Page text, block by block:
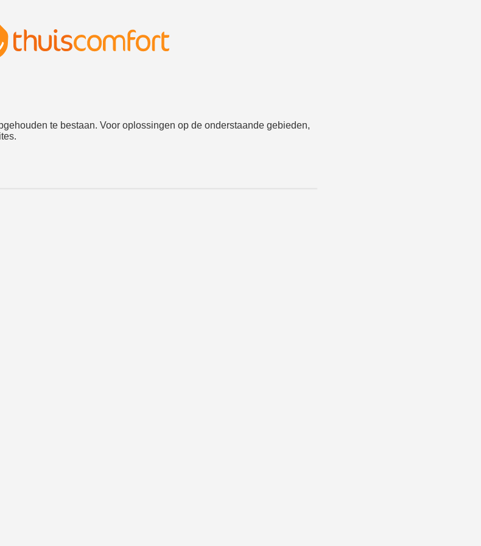
te bestaan. Voor oplossingen op de onderstaande gebieden,